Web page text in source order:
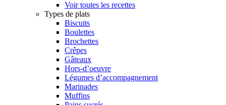
Voir toutes les recettes
Types de plats
Biscuits
Boulettes
Brochettes
Crêpes
Gâteaux
Hors-d’oeuvre
Légumes d’accompagnement
Marinades
Muffins